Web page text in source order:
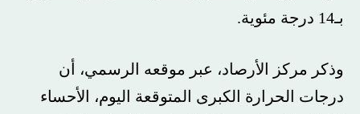
بـ14 درجة مئوية.
وذكر مركز الأرصاد، عبر موقعه الرسمي، أن
درجات الحرارة الكبرى المتوقعة اليوم، الأحساء